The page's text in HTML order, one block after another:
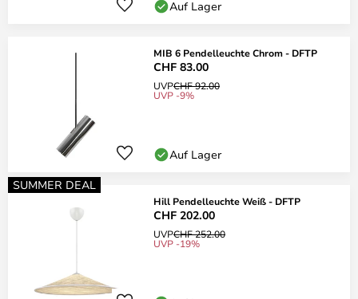
Auf Lager
MIB 6 Pendelleuchte Chrom - DFTP
CHF 83.00
UVPCHF 92.00
UVP -9%
Auf Lager
SUMMER DEAL
Hill Pendelleuchte Weiß - DFTP
CHF 202.00
UVPCHF 252.00
UVP -19%